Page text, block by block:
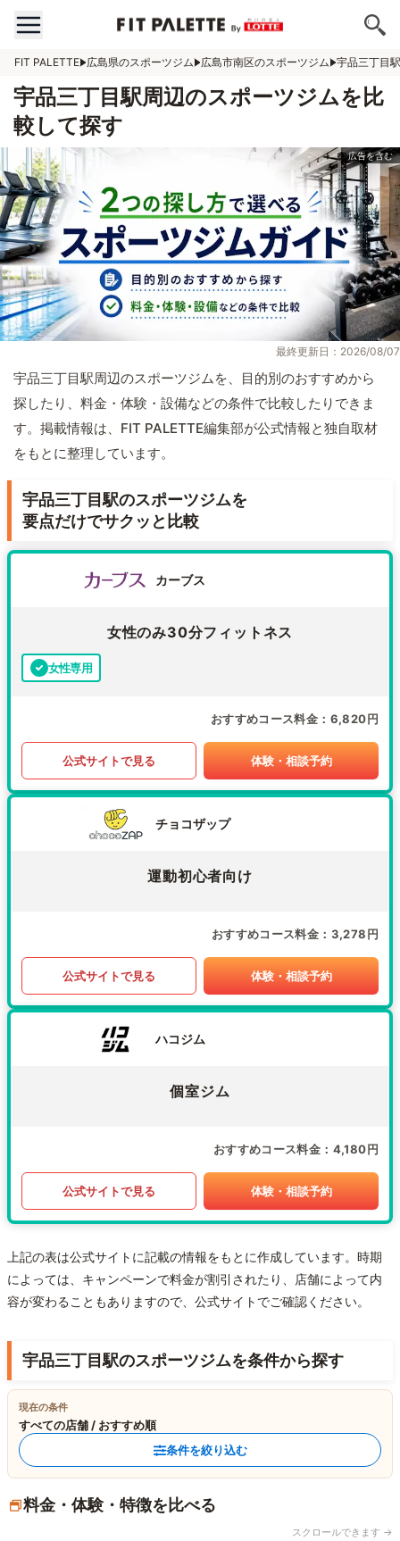
FIT PALETTE 広島県のスポーツジム 広島市南区のスポーツジム 宇品三丁目
宇品三丁目駅周辺のスポーツジムを比
較して探す
最終更新日：2026/08/07
宇品三丁目駅周辺のスポーツジムを、目的別のおすすめから
探したり、料金・体験・設備などの条件で比較したりできま
す。掲載情報は、FIT PALETTE編集部が公式情報と独自取材
をもとに整理しています。
宇品三丁目駅のスポーツジムを
要点だけでサクッと比較
カーブス
女性のみ30分フィットネス
女性専用
おすすめコース料金 6,820円
公式サイトで見る 体験・相談予約
チョコザップ
運動初心者向け
おすすめコース料金 3,278円
公式サイトで見る 体験・相談予約
ハコジム
個室ジム
おすすめコース料金 4,180円
公式サイトで見る 体験・相談予約
上記の表は公式サイトに記載の情報をもとに作成しています。時期
によっては、キャンペーンで料金が割引されたり、店舗によって内
容が変わることもありますので、公式サイトでご確認ください。
宇品三丁目駅のスポーツジムを条件から探す
現在の条件
すべての店舗 / おすすめ順
条件を絞り込む
料金・体験・特徴を比べる
スクロールできます →